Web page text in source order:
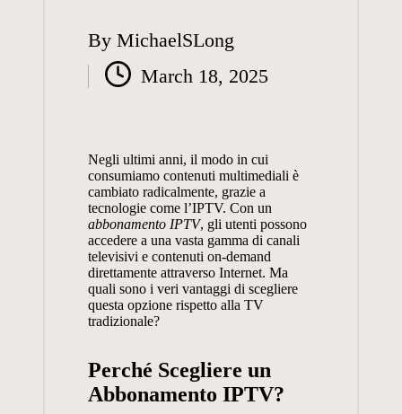
Posted
by
By MichaelSLong
March 18, 2025
Negli ultimi anni, il modo in cui
consumiamo contenuti multimediali è
cambiato radicalmente, grazie a
tecnologie come l’IPTV. Con un
abbonamento IPTV, gli utenti possono
accedere a una vasta gamma di canali
televisivi e contenuti on-demand
direttamente attraverso Internet. Ma
quali sono i veri vantaggi di scegliere
questa opzione rispetto alla TV
tradizionale?
Perché Scegliere un
Abbonamento IPTV?